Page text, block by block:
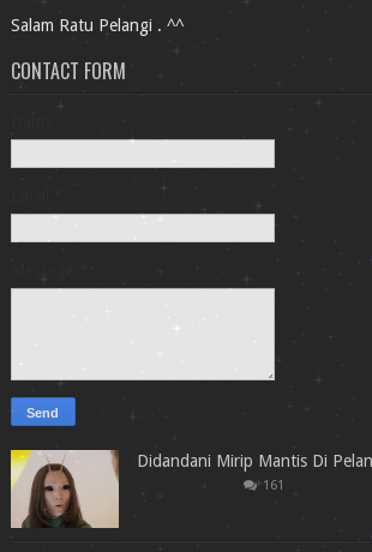
Salam Ratu Pelangi . ^^
CONTACT FORM
Didandani Mirip Mantis Di
161